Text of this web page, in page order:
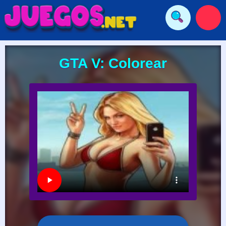
GTA V: Colorear